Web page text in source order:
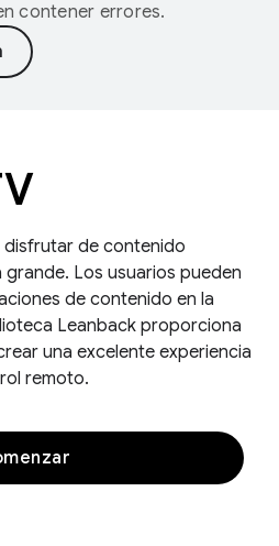
contener errores.
de contenido
Los usuarios pueden
de contenido en la
Leanback proporciona
una excelente experiencia
remoto.